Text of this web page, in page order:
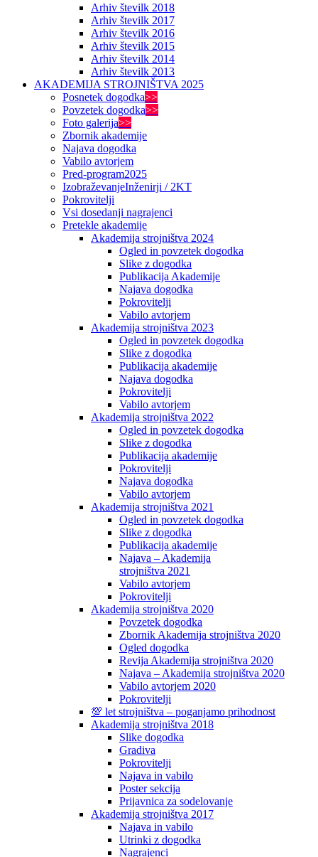
Arhiv številk 2018
Arhiv številk 2017
Arhiv številk 2016
Arhiv številk 2015
Arhiv številk 2014
Arhiv številk 2013
AKADEMIJA STROJNIŠTVA 2025
Posnetek dogodka>>
Povzetek dogodka>>
Foto galerija>>
Zbornik akademije
Najava dogodka
Vabilo avtorjem
Pred-program2025
IzobraževanjeInženirji / 2KT
Pokrovitelji
Vsi dosedanji nagrajenci
Pretekle akademije
Akademija strojništva 2024
Ogled in povzetek dogodka
Slike z dogodka
Publikacija Akademije
Najava dogodka
Pokrovitelji
Vabilo avtorjem
Akademija strojništva 2023
Ogled in povzetek dogodka
Slike z dogodka
Publikacija akademije
Najava dogodka
Pokrovitelji
Vabilo avtorjem
Akademija strojništva 2022
Ogled in povzetek dogodka
Slike z dogodka
Publikacija akademije
Pokrovitelji
Najava dogodka
Vabilo avtorjem
Akademija strojništva 2021
Ogled in povzetek dogodka
Slike z dogodka
Publikacija akademije
Najava – Akademija
strojništva 2021
Vabilo avtorjem
Pokrovitelji
Akademija strojništva 2020
Povzetek dogodka
Zbornik Akademija strojništva 2020
Ogled dogodka
Revija Akademija strojništva 2020
Najava – Akademija strojništva 2020
Vabilo avtorjem 2020
Pokrovitelji
💯 let strojništva – poganjamo prihodnost
Akademija strojništva 2018
Slike dogodka
Gradiva
Pokrovitelji
Najava in vabilo
Poster sekcija
Prijavnica za sodelovanje
Akademija strojništva 2017
Najava in vabilo
Utrinki z dogodka
Nagrajenci